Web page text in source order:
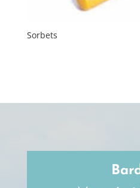
Sorbets